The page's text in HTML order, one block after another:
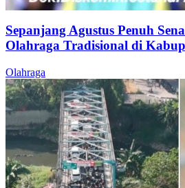
Sepanjang Agustus Penuh
Olahraga Tradisional di
Olahraga